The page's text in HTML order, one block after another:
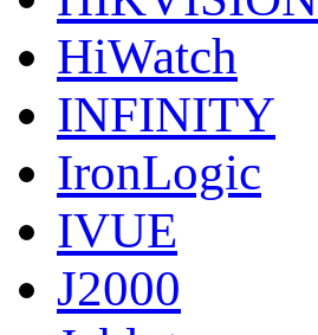
HiWatch
INFINITY
IronLogic
IVUE
J2000